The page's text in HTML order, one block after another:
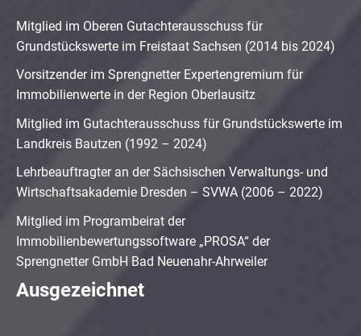
Mitglied im Oberen Gutachterausschuss für
Grundstückswerte im Freistaat Sachsen (2014 bis 2024)
Vorsitzender im Sprengnetter Expertengremium für
Immobilienwerte in der Region Oberlausitz
Mitglied im Gutachterausschuss für Grundstückswerte im
Landkreis Bautzen (1992 – 2024)
Lehrbeauftragter an der Sächsischen Verwaltungs- und
Wirtschaftsakademie Dresden – SVWA (2006 – 2022)
Mitglied im Programbeirat der
Immobilienbewertungssoftware „PROSA“ der
Sprengnetter GmbH Bad Neuenahr-Ahrweiler
Ausgezeichnet